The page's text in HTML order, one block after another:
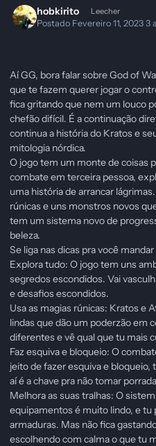
hobkirito Leecher
Postado Fevereiro 11, 20233
Aí GG, bora falar sobre God of
que te fazem querer jogar o
fica gritando que nem um louco
chefão difícil. É a continuação
continua a história do Kratos e
mitologia nórdica.
O jogo tem um monte de coisas
combate em terceira pessoa,
uma história de arrancar
rúnicas e uns monstros novos
tem um sistema novo de
beleza.
Se liga nas dicas pra você
Explora tudo: O jogo tem uns
segredos escondidos. Vai
e desafios escondidos.
Usa as magias rúnicas: Kratos e
lindas que dão um poderzão em
diferentes e vê qual que tu mais
Faz esquiva e bloqueio: O
jeito de fazer esquiva e
aí é a chave pra não tomar
Melhora as suas tralhas: O
equipamentos é muito lindo, e tu
armaduras. Mas não fica
escolhendo com calma o que tu